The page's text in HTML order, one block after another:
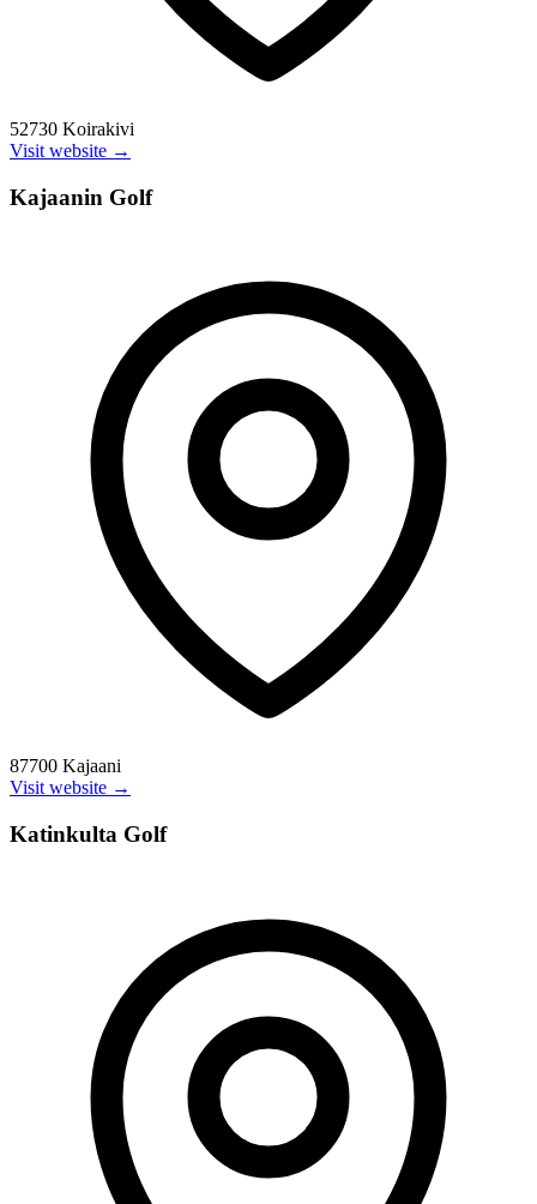
52730 Koirakivi
Visit website →
Kajaanin Golf
87700 Kajaani
Visit website →
Katinkulta Golf